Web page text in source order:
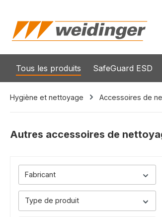
Tous les produits SafeGuard ESD
Hygiène et nettoyage Accessoires de
Autres accessoires de
Fabricant
Type de produit